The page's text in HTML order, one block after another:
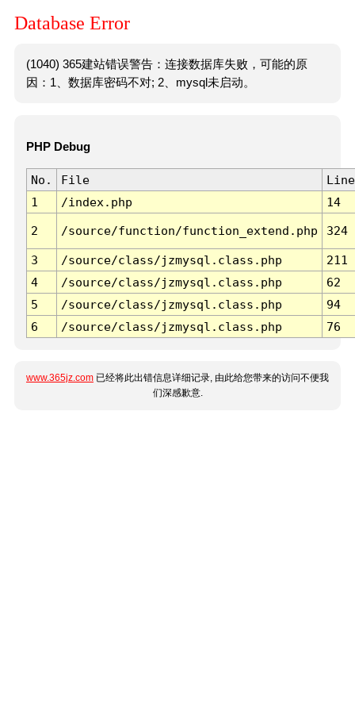
Database Error
(1040) 365建站错误警告：连接数据库失败，可能的原
因：1、数据库密码不对; 2、mysql未启动。
PHP Debug
No. File
Line
1
/index.php 14
2 /source/function/function_extend.php 324
3 /source/class/jzmysql.class.php
211
4
/source/class/jzmysql.class.php
62
5
/source/class/jzmysql.class.php
94
6
/source/class/jzmysql.class.php 76
www.365jz.com 已经将此出错信息详细记录, 由此给您带来的访问不便我
们深感歉意.